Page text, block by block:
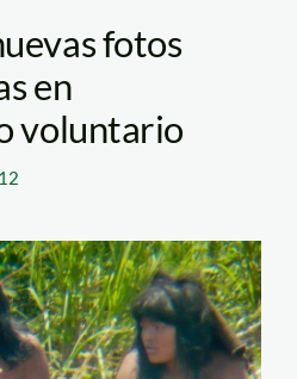
fotos
en
voluntario